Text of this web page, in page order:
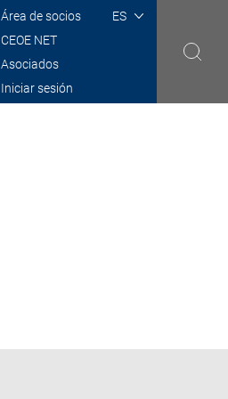
Select
Área de socios
CEOE NET
Asociados
Iniciar sesión